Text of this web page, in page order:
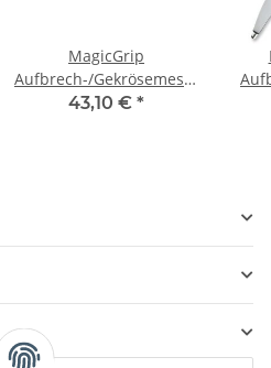
MagicGrip
Aufbrech-/Gekrösemesser
15 cm, gelber Griff
43,10 € *